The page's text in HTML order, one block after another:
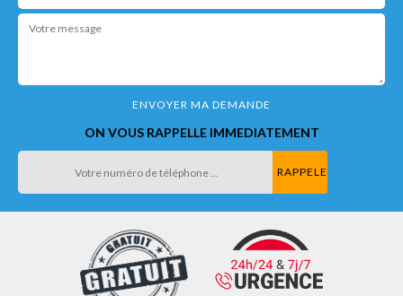
ON VOUS RAPPELLE IMMEDIATEMENT